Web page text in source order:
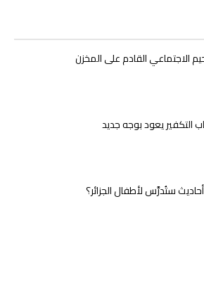
الاجتماعي القادم على المخزن
التكفير يعود بوجه جديد
ستُدرَّس لأطفال الجزائر؟